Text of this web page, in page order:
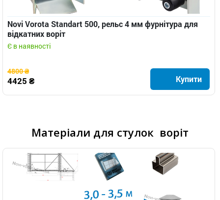
Novi Vorota Standart 500, рельс 4 мм фурнітура для
відкатних воріт
Є в наявності
4800 ₴
4425 ₴ Купити
Матеріали для стулок воріт